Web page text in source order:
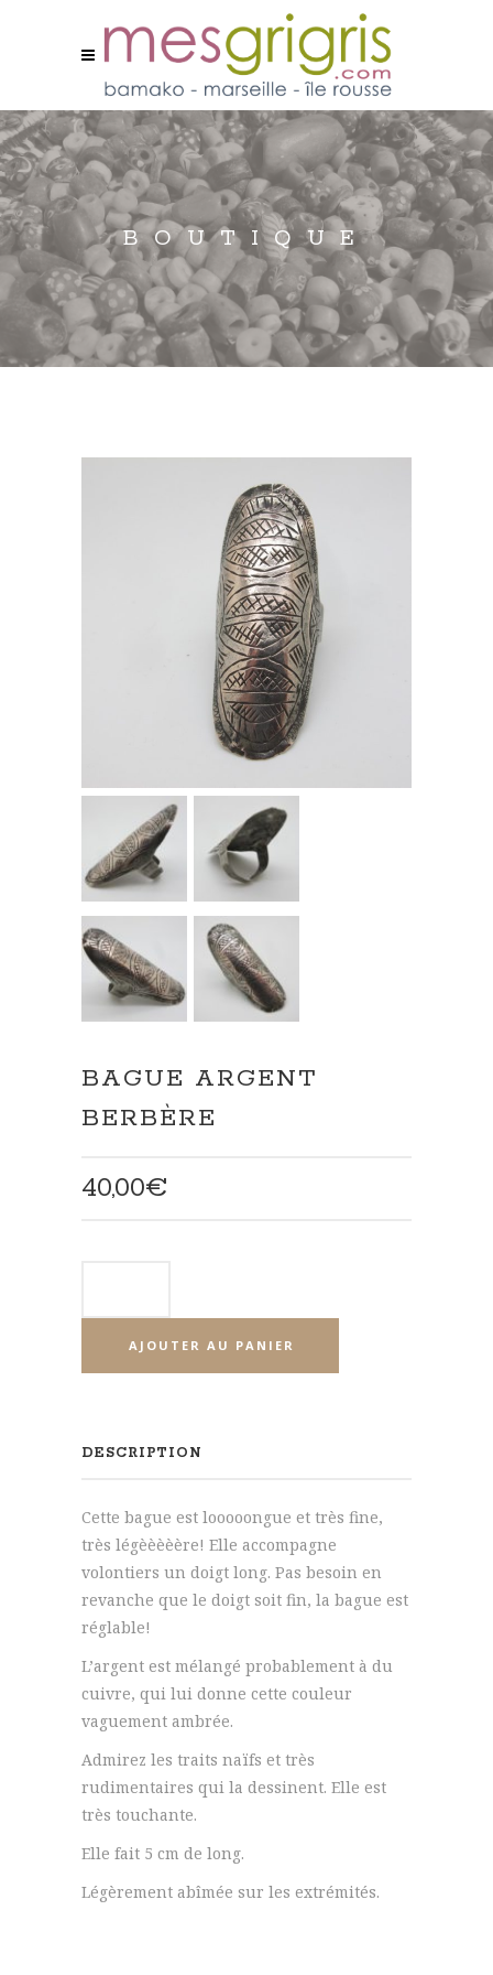
BOUTIQUE
BAGUE ARGENT
BERBÈRE
40,00€
AJOUTER AU PANIER
DESCRIPTION
Cette bague est looooongue et très fine,
très légèèèèère! Elle accompagne
volontiers un doigt long. Pas besoin en
revanche que le doigt soit fin, la bague est
réglable!
L’argent est mélangé probablement à du
cuivre, qui lui donne cette couleur
vaguement ambrée.
Admirez les traits naïfs et très
rudimentaires qui la dessinent. Elle est
très touchante.
Elle fait 5 cm de long.
Légèrement abîmée sur les extrémités.